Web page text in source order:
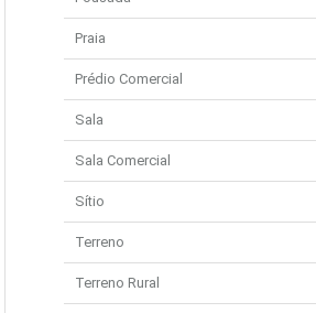
Praia
Prédio Comercial
Sala
Sala Comercial
Sítio
Terreno
Terreno Rural